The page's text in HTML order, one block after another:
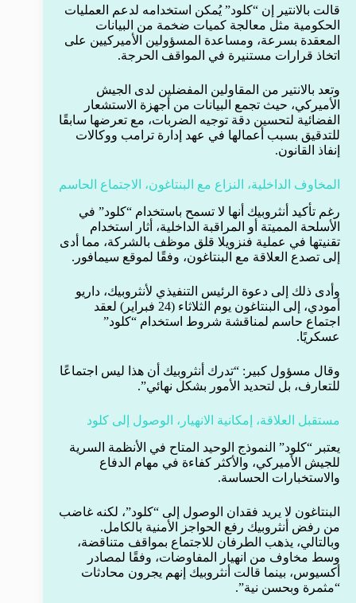
قالت بالانتير إن “كلود” يُمكن استخدامه لدعم العمليات
الحكومية مثل معالجة كميات ضخمة من البيانات
المعقدة بسرعة، ومساعدة المسؤولين الأميركيين على
اتخاذ قرارات مستنيرة في المواقف الحرجة.
وتعد بالانتير من المقاولين المفضلين لدى الجيش
الأميركي، حيث تجمع البيانات من أجهزة الاستشعار
الفضائية لتحسين دقة توجيه الضربات، مع تعرضها سابقًا
للتدقيق بسبب أعمالها في عهد إدارة ترامب ووكالات
إنفاذ القانون.
المخاوف الداخلية، النزاع مع البنتاغون، الاجتماع الحاسم
رغم تأكيد أنثروبيك أنها لا تسمح باستخدام “كلود” في
الأسلحة المميتة أو المراقبة الداخلية، أثار استخدام
تقنيتها في عملية فنزويلا قلق موظف بالشركة، مما أدى
إلى تصدع العلاقة مع البنتاغون، وفقًا لموقع سيمافور.
وأدى ذلك إلى دعوة الرئيس التنفيذي لأنثروبيك، داريو
أمودي، إلى البنتاغون يوم الثلاثاء (24 فبراير) لعقد
اجتماع حاسم لمناقشة شروط استخدام “كلود”
عسكريًا.
وقال مسؤول كبير: “تدرك أنثروبيك أن هذا ليس اجتماعًا
للتعارف، بل لتحديد الأمور بشكل نهائي”.
مستقبل العلاقة، إمكانية الانهيار، الوصول إلى كلود
يعتبر “كلود” النموذج الوحيد المتاح في الأنظمة السرية
للجيش الأميركي، والأكثر كفاءة في مهام الدفاع
والاستخبارات الحساسة.
البنتاغون لا يريد فقدان الوصول إلى “كلود”، لكنه غاضب
من رفض أنثروبيك رفع الحواجز الأمنية بالكامل.
وبالتالي، يذهب الطرفان للاجتماع بمواقف متناقضة،
وسط مخاوف من انهيار المفاوضات، وفقًا لمصادر
أكسيوس، بينما قالت أنثروبيك إنهم يجرون محادثات
“مثمرة وبحسن نية”.